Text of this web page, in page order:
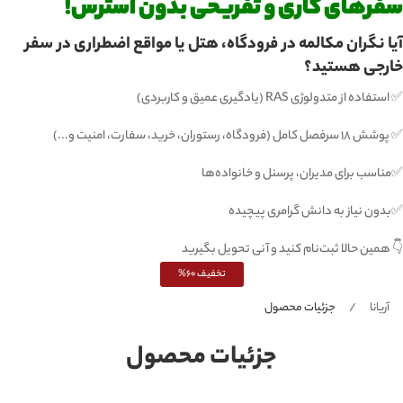
سفرهای کاری و تفریحی بدون استرس!
آیا نگران مکالمه در فرودگاه، هتل یا مواقع اضطراری در سفر
خارجی هستید؟
✅ استفاده از متدولوژی RAS (یادگیری عمیق و کاربردی)
✅ پوشش ۱۸ سرفصل کامل (فرودگاه، رستوران، خرید، سفارت، امنیت و...)
✅مناسب برای مدیران، پرسنل و خانواده‌ها
✅بدون نیاز به دانش گرامری پیچیده
👇 همین حالا ثبت‌نام کنید و آنی تحویل بگیرید
تخفیف 60%
جزئیات محصول
آریانا جزئیات محصول